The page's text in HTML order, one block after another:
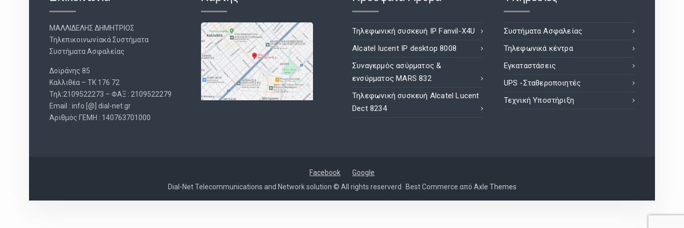
ΜΑΛΛΙΔΕΛΗΣ ΔΗΜΗΤΡΙΟΣ
Τηλεπικοινωνίακά Συστήματα
Συστήματα Ασφαλείας
Δοϊράνης 85
Καλλιθέα – ΤΚ 176 72
Τηλ:2109522273 – ΦΑΞ : 2109522279
Email : info [@] dial-net.gr
Aριθμός ΓΕΜΗ : 140763701000
Τηλεφωνική συσκευή IP Fanvil-X4U
Alcatel lucent IP desktop 8008
Συναγερμός ασύρματος &
ενσύρματος MARS 832
Τηλεφωνική συσκευή Alcatel Lucent
Dect 8234
Συστήματα Ασφαλείας
Τηλεφωνικά κέντρα
Εγκαταστάσεις
UPS -Σταθεροποιητές
Τεχνική Υποστήριξη
Facebook
Google
Dial-Net Telecommunications and Network solution © All rights reserverd
Best Commerce από Axle Themes